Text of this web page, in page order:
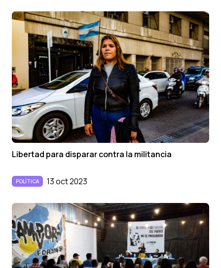
Libertad para disparar contra la militancia
POLÍTICA 13 oct 2023